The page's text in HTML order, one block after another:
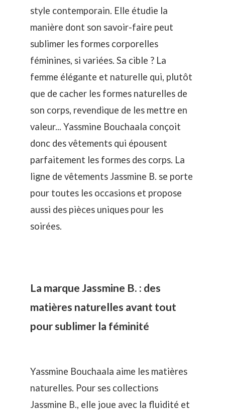
style contemporain. Elle étudie la
manière dont son savoir-faire peut
sublimer les formes corporelles
féminines, si variées. Sa cible ? La
femme élégante et naturelle qui, plutôt
que de cacher les formes naturelles de
son corps, revendique de les mettre en
valeur... Yassmine Bouchaala conçoit
donc des vêtements qui épousent
parfaitement les formes des corps. La
ligne de vêtements Jassmine B. se porte
pour toutes les occasions et propose
aussi des pièces uniques pour les
soirées.
La marque Jassmine B. : des
matières naturelles avant tout
pour sublimer la féminité
Yassmine Bouchaala aime les matières
naturelles. Pour ses collections
Jassmine B., elle joue avec la fluidité et